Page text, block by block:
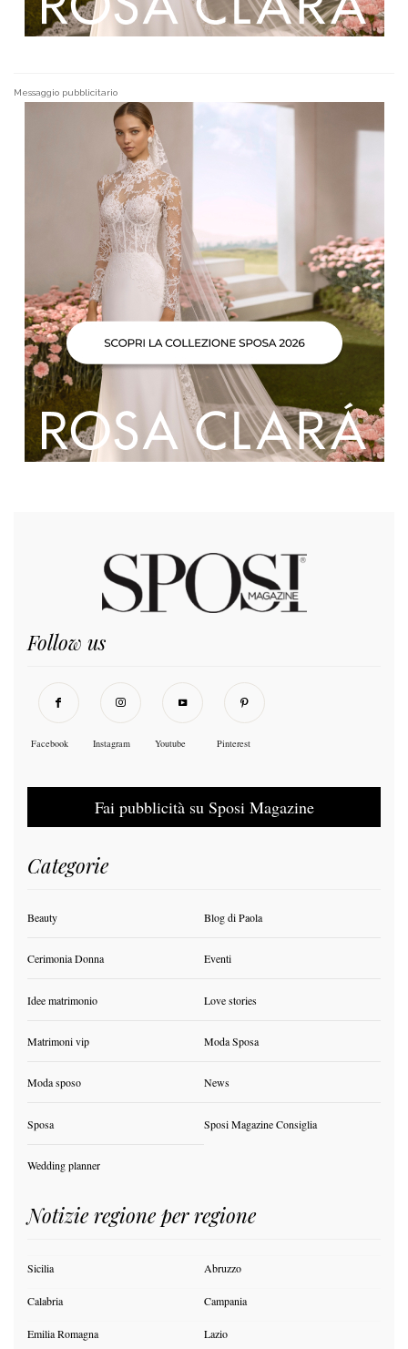
Messaggio pubblicitario
Follow us
Facebook Instagram Youtube Pinterest
Fai pubblicità su Sposi Magazine
Categorie
Beauty Blog di Paola
Cerimonia Donna Eventi
Idee matrimonio Love stories
Matrimoni vip Moda Sposa
Moda sposo News
Sposa Sposi Magazine Consiglia
Wedding planner
Notizie regione per regione
Sicilia Abruzzo
Calabria Campania
Emilia Romagna Lazio